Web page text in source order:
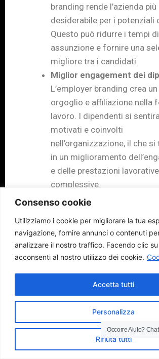
Consenso cookie
Utilizziamo i cookie per migliorare la tua
navigazione, fornire annunci o contenuti
analizzare il nostro traffico. Facendo clic
acconsenti al nostro utilizzo dei cookie.
Personalizza
Rifiuta tutti
Accetta tutti
branding rende l’azienda più
desiderabile per i potenziali
Questo può ridurre i tempi di
assunzione e fornire una
migliore tra i candidati.
Miglior engagement dei
L’employer branding crea
orgoglio e affiliazione nella
lavoro. I dipendenti si
motivati e coinvolti
nell’organizzazione, il che si
in un miglioramento
e delle prestazioni lavorative
complessive.
Riduzione del turnover:
creare un ambiente
e soddisfacente per i
si traduce in un minor
riducendo così i costi
sostituzione e alla
nuovi dipendenti.
Aumento della produttività
Dipendenti felici
motivati tendono ad essere
Occorre Aiuto?